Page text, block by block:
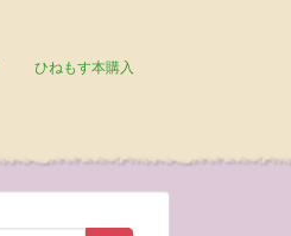
ひねもす本購入